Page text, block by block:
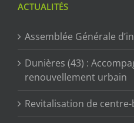
ACTUALITÉS
Assemblée Générale
Dunières (43) :
renouvellement urbain
Revitalisation de